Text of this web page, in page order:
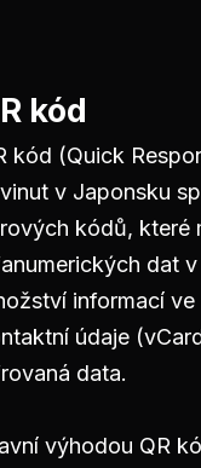
kód
kód (Quick
v Japonsku
kódů, které
dat
informací
údaje
data.
výhodou QR